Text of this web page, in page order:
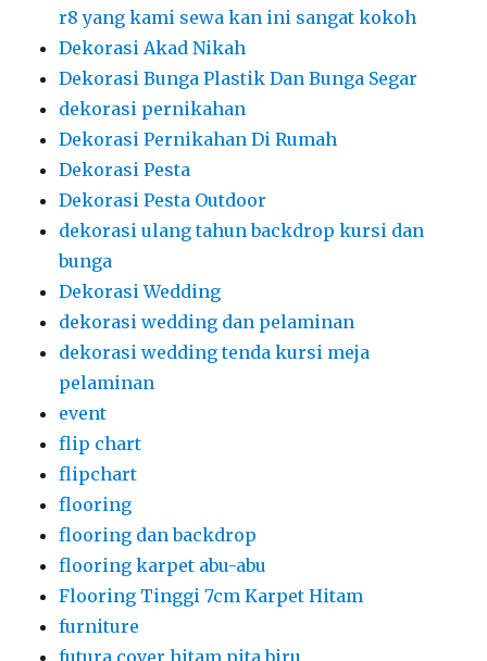
r8 yang kami sewa kan ini sangat kokoh
Dekorasi Akad Nikah
Dekorasi Bunga Plastik Dan Bunga Segar
dekorasi pernikahan
Dekorasi Pernikahan Di Rumah
Dekorasi Pesta
Dekorasi Pesta Outdoor
dekorasi ulang tahun backdrop kursi dan
bunga
Dekorasi Wedding
dekorasi wedding dan pelaminan
dekorasi wedding tenda kursi meja
pelaminan
event
flip chart
flipchart
flooring
flooring dan backdrop
flooring karpet abu-abu
Flooring Tinggi 7cm Karpet Hitam
furniture